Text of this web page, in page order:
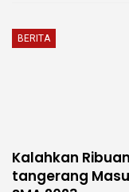
BERITA
Kalahkan
tangerang